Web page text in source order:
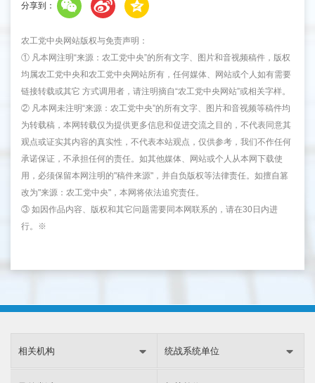
分享到：
农工党中央网站版权与免责声明：
① 凡本网注明“来源：农工党中央”的所有文字、图片和音视频稿件，版权
均属农工党中央和农工党中央网站所有，任何媒体、网站或个人如有需要
链接转载或其它 方式调用者，请注明摘自“农工党中央网站”或相关字样。
② 凡本网未注明“来源：农工党中央”的所有文字、图片和音视频等稿件均
为转载稿，本网转载仅为提供更多信息和促进交流之目的，不代表同意其
观点或证实其内容的真实性，不代表本站观点，仅供参考，我们不作任何
承诺保证，不承担任何的责任。如其他媒体、网站或个人从本网下载使
用，必须保留本网注明的"稿件来源"，并自负版权等法律责任。如擅自篡
改为"来源：农工党中央"，本网将依法追究责任。
③ 如因作品内容、版权和其它问题需要同本网联系的，请在30日内进
行。※
相关机构 统战系统单位